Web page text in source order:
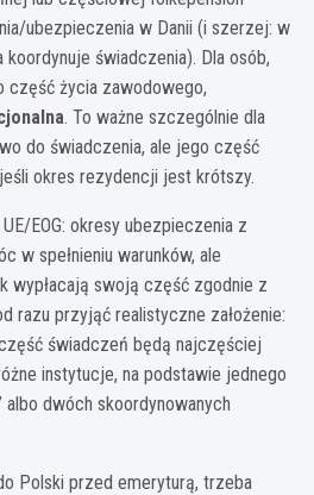
ubezpieczenia w Danii (i szerzej: w
świadczenia). Dla osób,
część życia zawodowego,
. To ważne szczególnie dla
do świadczenia, ale jego część
okres rezydencji jest krótszy.
EOG: okresy ubezpieczenia z
w spełnieniu warunków, ale
wypłacają swoją część zgodnie z
razu przyjąć realistyczne założenie:
świadczeń będą najczęściej
instytucje, na podstawie jednego
albo dwóch skoordynowanych
Polski przed emeryturą, trzeba